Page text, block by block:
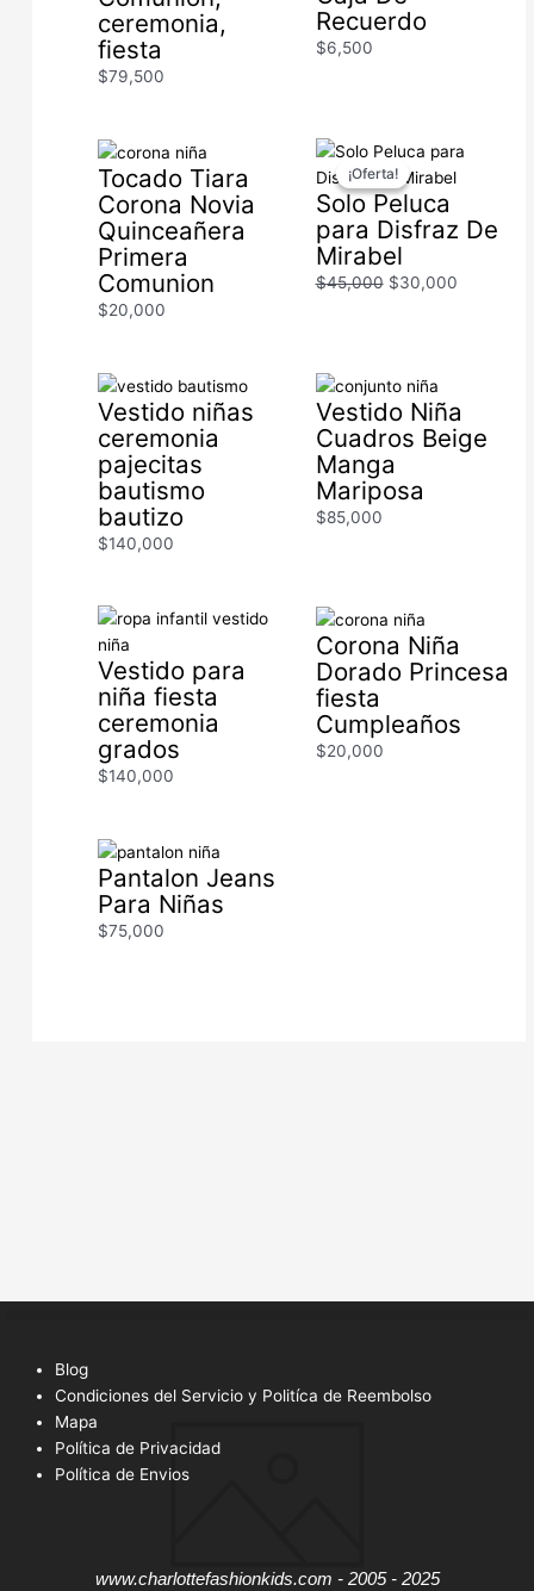
ceremonia,
fiesta
$79,500
Recuerdo
$6,500
Tocado Tiara
Corona Novia
Quinceañera
Primera
Comunion
$20,000
¡Oferta!
¡Oferta!
Solo Peluca
para Disfraz De
Mirabel
$45,000
El
precio
original
era:
$45,000.
$30,000
El
precio
es:
Vestido niñas
ceremonia
pajecitas
bautismo
bautizo
$140,000
Vestido Niña
Cuadros Beige
Manga
Mariposa
$85,000
Vestido para
niña fiesta
ceremonia
grados
$140,000
Corona Niña
Dorado Princesa
fiesta
Cumpleaños
$20,000
Pantalon Jeans
Para Niñas
$75,000
Blog
Condiciones del Servicio y Politíca de Reembolso
Mapa
Política de Privacidad
Política de Envios
www.charlottefashionkids.com - 2005 - 2025